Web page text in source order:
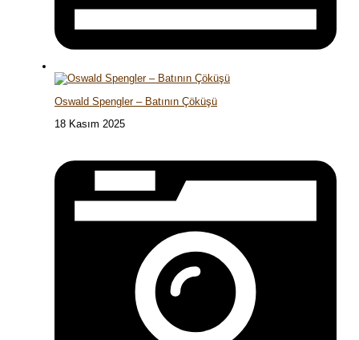
Oswald Spengler – Batının Çöküşü
18 Kasım 2025